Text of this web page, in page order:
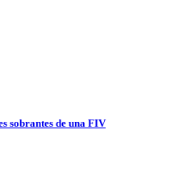
sobrantes de una FIV